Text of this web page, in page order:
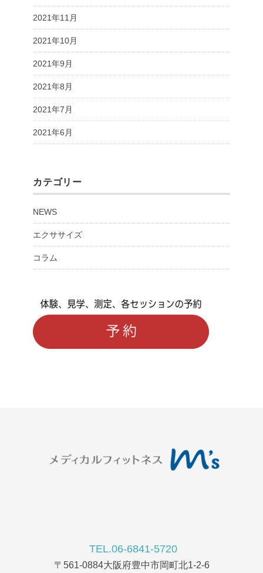
2021年11月
2021年10月
2021年9月
2021年8月
2021年7月
2021年6月
カテゴリー
NEWS
エクササイズ
コラム
TEL.06-6841-5720
〒561-0884大阪府豊中市岡町北1-2-6